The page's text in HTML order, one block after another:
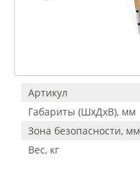
Артикул
Габариты (ШхДхВ), мм
Зона безопасности, мм
Вес, кг